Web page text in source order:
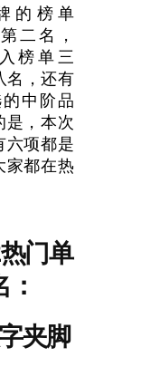
的榜单
二名，
榜单三
名，还有
中阶品
是，本次
六项都是
家都在热
热门单
：
夹脚